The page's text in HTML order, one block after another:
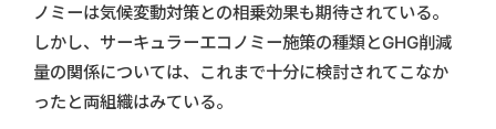
ノミーは気候変動対策との相乗効果も期待されている。
しかし、サーキュラーエコノミー施策の種類とGHG削減
量の関係については、これまで十分に検討されてこなか
ったと両組織はみている。